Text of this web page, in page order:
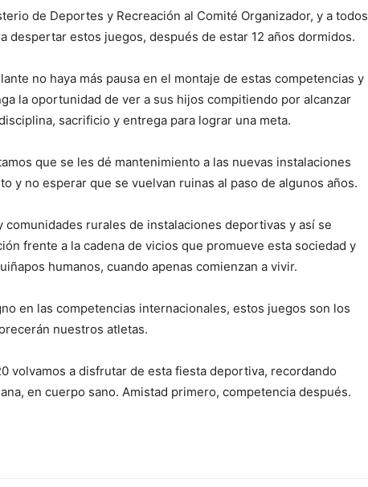
de Deportes y Recreación al Comité Organizador, y a todos
despertar estos juegos, después de estar 12 años dormidos.
no haya más pausa en el montaje de estas competencias y
la oportunidad de ver a sus hijos compitiendo por alcanzar
sacrificio y entrega para lograr una meta.
que se les dé mantenimiento a las nuevas instalaciones
y no esperar que se vuelvan ruinas al paso de algunos años.
rurales de instalaciones deportivas y así se
frente a la cadena de vicios que promueve esta socie­dad y
humanos, cuando apenas comienzan a vivir.
en las competencias internacionales, estos juegos son los
nuestros atletas.
volvamos a disfrutar de esta fiesta deportiva, recordando
en cuerpo sano. Amistad pri­mero, competencia después.